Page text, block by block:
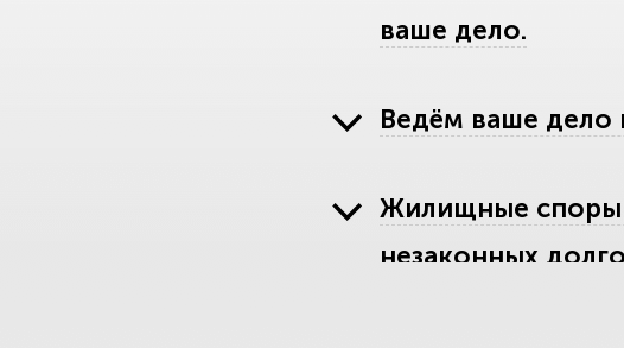
ваше дело.
Ведём ваше дело
Жилищные споры
незаконных